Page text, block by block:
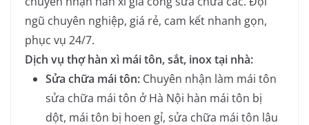
ngũ chuyên nghiệp, giá rẻ, cam kết nhanh gọn,
phục vụ 24/7.
Dịch vụ thợ hàn xì mái tôn, sắt, inox tại nhà:
Sửa chữa mái tôn: Chuyên nhận làm mái tôn
sửa chữa mái tôn ở Hà Nội hàn mái tôn bị
dột, mái tôn bị hoen gỉ, sửa chữa mái tôn lâu